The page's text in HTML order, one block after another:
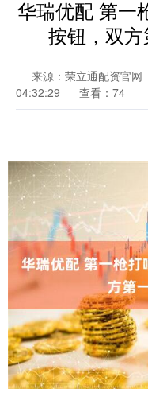
华瑞优配 第一
按钮，双
来源：荣立通配资官网
04:32:29
查看：74